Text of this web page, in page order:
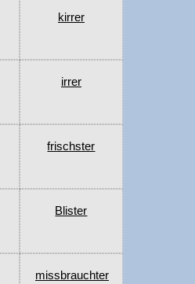
kirrer
irrer
frischster
Blister
missbrauchter